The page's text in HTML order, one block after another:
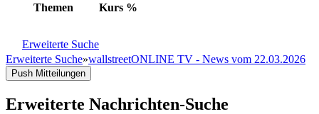
Themen Kurs %
Erweiterte Suche
Erweiterte Suche»wallstreetONLINE TV - News vom 22.03.2026
Push Mitteilungen
Erweiterte Nachrichten-Suche